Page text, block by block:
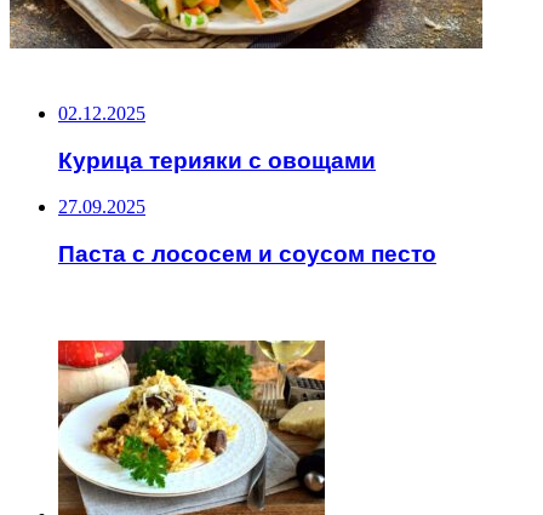
02.12.2025
Курица терияки с овощами
27.09.2025
Паста с лососем и соусом песто